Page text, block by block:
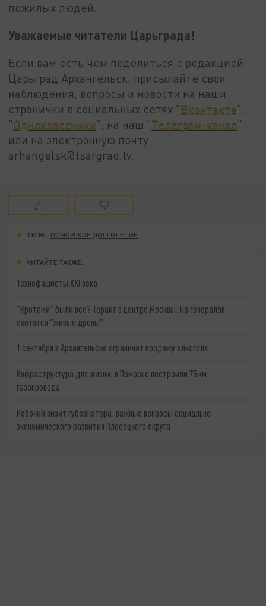
пожилых людей.
Уважаемые читатели Царьграда!
Если вам есть чем поделиться с редакцией
Царьград Архангельск, присылайте свои
наблюдения, вопросы и новости на наши
странички в социальных сетях "Вконтакте",
"Одноклассники", на наш "Телеграм-канал"
или на электронную почту
arhangelsk@tsargrad.tv.
ТЕГИ: ПОМОРСКОЕ ДОЛГОЛЕТИЕ
ЧИТАЙТЕ ТАКЖЕ:
Технофашисты XXI века
"Кротами" были все? Теракт в центре Москвы: На генералов
охотятся "живые дроны"
1 сентября в Архангельске ограничат продажу алкоголя
Инфраструктура для жизни: в Поморье построили 75 км
газопровода
Рабочий визит губернатора: важные вопросы социально-
экономического развития Плесецкого округа